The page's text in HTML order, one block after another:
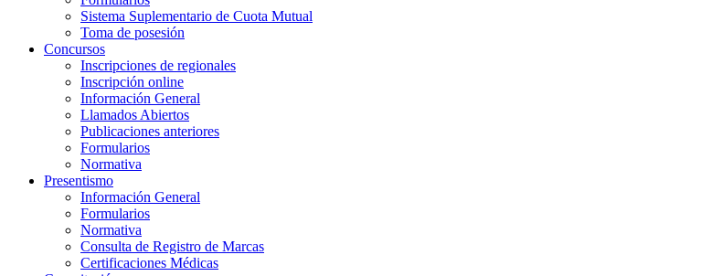
Sistema Suplementario de Cuota Mutual
Toma de posesión
Concursos
Inscripciones de regionales
Inscripción online
Información General
Llamados Abiertos
Publicaciones anteriores
Formularios
Normativa
Presentismo
Información General
Formularios
Normativa
Consulta de Registro de Marcas
Certificaciones Médicas